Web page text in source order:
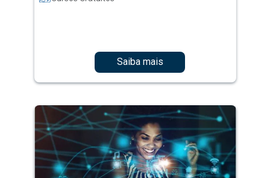
Saiba mais